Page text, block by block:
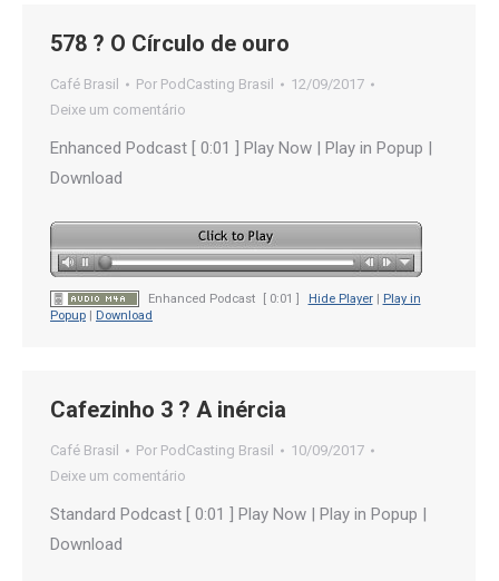
578 ? O Círculo de ouro
Café Brasil Por PodCasting Brasil
12/09/2017
Deixe um comentário
Enhanced Podcast [ 0:01 ] Play Now | Play in Popup |
Download
Enhanced Podcast [ 0:01 ] Hide Player| Play in
Popup
Download
Cafezinho 3 ? A inércia
Café Brasil Por PodCasting Brasil
10/09/2017
Deixe um comentário
Standard Podcast [ 0:01 ] Play Now | Play in Popup |
Download